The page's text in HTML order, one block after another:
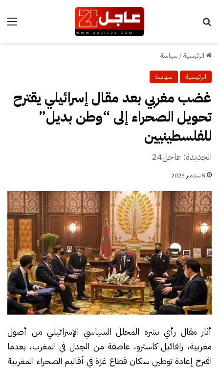
الرئيسية/ سياسة
الرئيسية سياسة
غضب مغربي بعد مقال إسرائيلي يقترح
تحويل الصحراء إلى “وطن بديل”
للفلسطينيين
الجديدة: عاجل24
5 سبتمبر 2025
أثار مقال رأي نشره المحلل السياسي الإسرائيلي من أصول
مغربية، رافائيل كاسترو، عاصفة من الجدل في المغرب، بعدما
اقترح إعادة توطين سكان قطاع غزة في أقاليم الصحراء المغربية